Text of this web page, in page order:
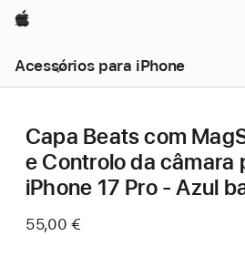
Apple
Acessórios para iPhone
Capa Beats com
e Controlo da câmara
iPhone 17 Pro - Azul
55,00 €